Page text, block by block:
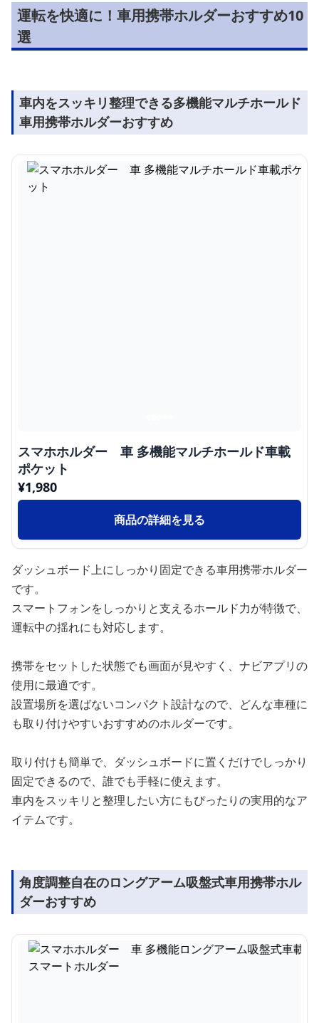
運転を快適に！車用携帯ホルダーおすすめ10
選
車内をスッキリ整理できる多機能マルチホールド
車用携帯ホルダーおすすめ
スマホホルダー 車 多機能マルチホールド車載
ポケット
¥1,980
商品の詳細を見る
ダッシュボード上にしっかり固定できる車用携帯ホルダー
です。
スマートフォンをしっかりと支えるホールド力が特徴で、
運転中の揺れにも対応します。
携帯をセットした状態でも画面が見やすく、ナビアプリの
使用に最適です。
設置場所を選ばないコンパクト設計なので、どんな車種に
も取り付けやすいおすすめのホルダーです。
取り付けも簡単で、ダッシュボードに置くだけでしっかり
固定できるので、誰でも手軽に使えます。
車内をスッキリと整理したい方にもぴったりの実用的なア
イテムです。
角度調整自在のロングアーム吸盤式車用携帯ホル
ダーおすすめ